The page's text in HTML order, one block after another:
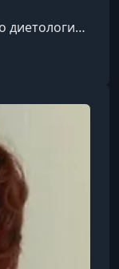
диетологии
и
программ по
которым